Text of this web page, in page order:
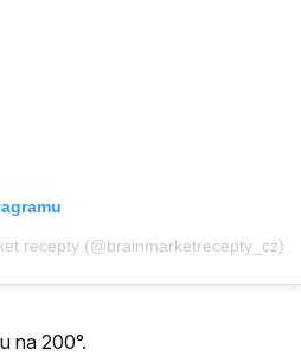
recepty (@brainmarketrecepty_cz)
na 200°.